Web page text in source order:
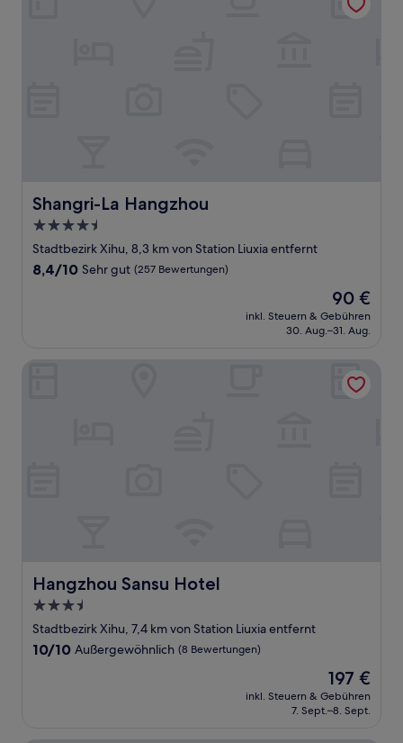
Shangri-La Hangzhou
Shangri-La Hangzhou
4.5-
Sterne-
Unterkunft
Stadtbezirk Xihu, 8,3 km von Station Liuxia entfernt
8.4
Bewertungen)
8,4/10 Sehr gut (257 Bewertungen)
Der
Preis
beträgt
90 €
inkl. Steuern & Gebühren
30. Aug.–31. Aug.
Hangzhou Sansu Hotel
Hangzhou Sansu Hotel
3.5-
Sterne-
Unterkunft
Stadtbezirk Xihu, 7,4 km von Station Liuxia entfernt
10.0
10/10 Außergewöhnlich (8 Bewertungen)
Der
Preis
beträgt
197 €
inkl. Steuern & Gebühren
7. Sept.–8. Sept.